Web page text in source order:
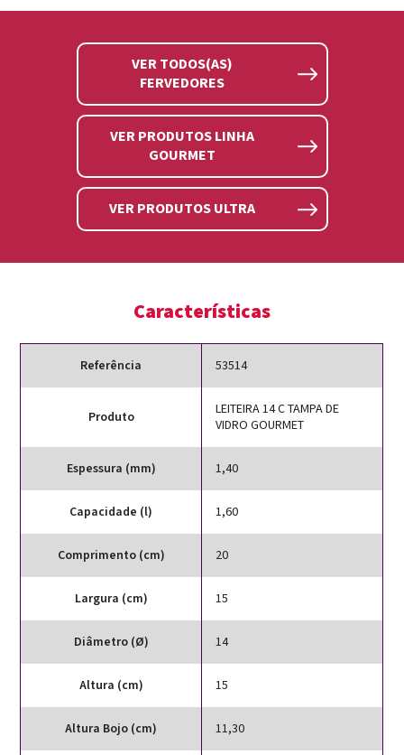
VER TODOS(AS)
FERVEDORES
VER PRODUTOS LINHA
GOURMET
VER PRODUTOS ULTRA
Características
Referência 53514
Produto
LEITEIRA 14 C TAMPA DE
VIDRO GOURMET
Espessura (mm) 1,40
Capacidade (l) 1,60
Comprimento (cm) 20
Largura (cm) 15
Diâmetro (Ø) 14
Altura (cm) 15
Altura Bojo (cm) 11,30